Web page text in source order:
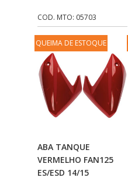
COD. MTO: 05703
Adicionar Ao
Carrinho
QUEIMA DE ESTOQUE
ABA TANQUE
VERMELHO FAN125
ES/ESD 14/15